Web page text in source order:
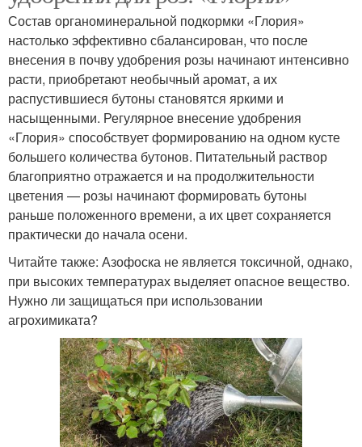
Состав органоминеральной подкормки «Глория»
настолько эффективно сбалансирован, что после
внесения в почву удобрения розы начинают интенсивно
расти, приобретают необычный аромат, а их
распустившиеся бутоны становятся яркими и
насыщенными. Регулярное внесение удобрения
«Глория» способствует формированию на одном кусте
большего количества бутонов. Питательный раствор
благоприятно отражается и на продолжительности
цветения — розы начинают формировать бутоны
раньше положенного времени, а их цвет сохраняется
практически до начала осени.
Читайте также: Азофоска не является токсичной, однако,
при высоких температурах выделяет опасное вещество.
Нужно ли защищаться при использовании
агрохимиката?